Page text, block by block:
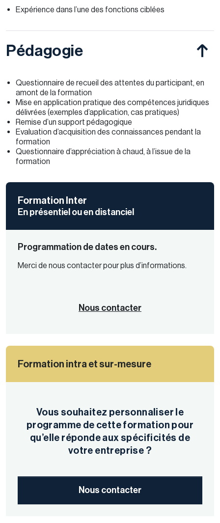
Expérience dans l’une des fonctions ciblées
Pédagogie
Questionnaire de recueil des attentes du participant, en
amont de la formation
Mise en application pratique des compétences juridiques
délivrées (exemples d’application, cas pratiques)
Remise d’un support pédagogique
Evaluation d’acquisition des connaissances pendant la
formation
Questionnaire d’appréciation à chaud, à l’issue de la
formation
Formation Inter
En présentiel ou en distanciel
Programmation de dates en cours.
Merci de nous contacter pour plus d’informations.
Nous contacter
Formation intra et sur-mesure
Vous souhaitez personnaliser le
programme de cette formation pour
qu’elle réponde aux spécificités de
votre entreprise ?
Nous contacter